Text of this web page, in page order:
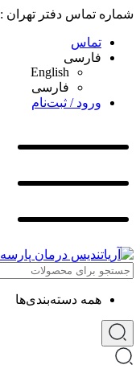
شماره تماس دفتر تهران : 02128428397
تماس
فارسی
English
فارسی
ورود / ثبت‌نام
همه دسته‌بندی‌ها